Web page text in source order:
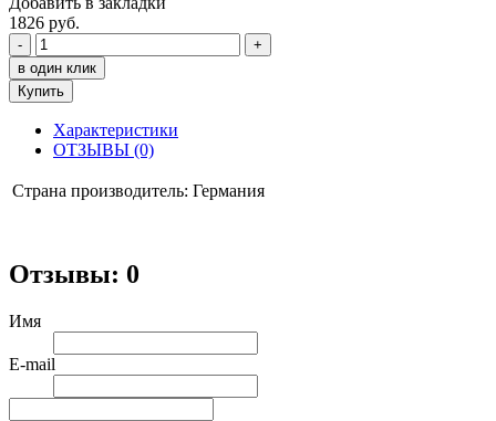
1826 руб.
-
+
в один клик
Купить
Характеристики
ОТЗЫВЫ (0)
Страна производитель: Германия
Отзывы: 0
Имя
E-mail